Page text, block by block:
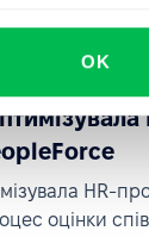
OK
HR-
оцінки